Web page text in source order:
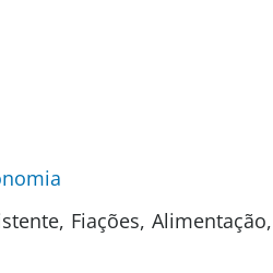
Fiações, Alimentação,